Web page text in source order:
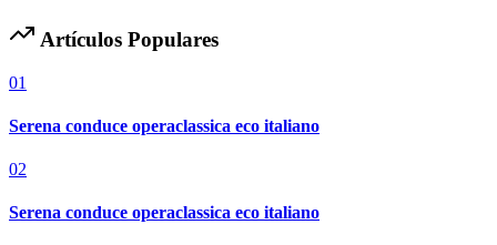
Artículos Populares
01
Serena conduce operaclassica eco italiano
02
Serena conduce operaclassica eco italiano